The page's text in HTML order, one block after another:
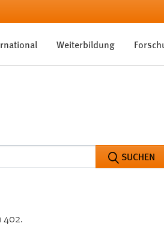
Weiterbildung
SUCHEN
402.